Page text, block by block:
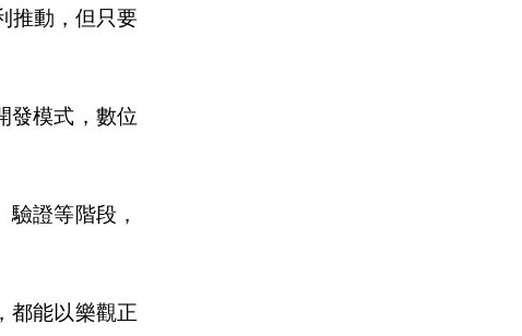
推動，但只要
發模式，數位
驗證等階段，
都能以樂觀正